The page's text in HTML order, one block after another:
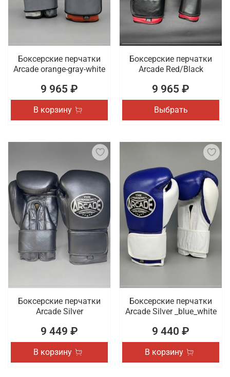
Боксерские перчатки
Arcade orange-gray-white
9 965 ₽
В корзину
Боксерские перчатки
Arcade Red/Black
9 965 ₽
Выбрать
Боксерские перчатки
Arcade Silver
9 449 ₽
В корзину
Боксерские перчатки
Arcade Silver _blue_white
9 440 ₽
В корзину